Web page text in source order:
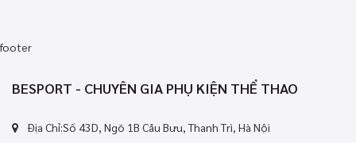
footer
BESPORT - CHUYÊN GIA PHỤ KIỆN THỂ THAO
Địa Chỉ:Số 43D, Ngõ 1B Cầu Bưu, Thanh Trì, Hà Nội